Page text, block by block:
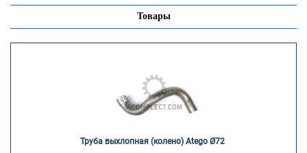
Товары
Труба выхлопная (колено) Atego Ø72